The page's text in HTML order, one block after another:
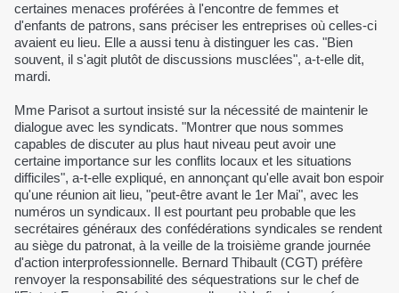
certaines menaces proférées à l'encontre de femmes et
d'enfants de patrons, sans préciser les entreprises où celles-ci
avaient eu lieu. Elle a aussi tenu à distinguer les cas. "Bien
souvent, il s'agit plutôt de discussions musclées", a-t-elle dit,
mardi.
Mme Parisot a surtout insisté sur la nécessité de maintenir le
dialogue avec les syndicats. "Montrer que nous sommes
capables de discuter au plus haut niveau peut avoir une
certaine importance sur les conflits locaux et les situations
difficiles", a-t-elle expliqué, en annonçant qu'elle avait bon espoir
qu'une réunion ait lieu, "peut-être avant le 1er Mai", avec les
numéros un syndicaux. Il est pourtant peu probable que les
secrétaires généraux des confédérations syndicales se rendent
au siège du patronat, à la veille de la troisième grande journée
d'action interprofessionnelle. Bernard Thibault (CGT) préfère
renvoyer la responsabilité des séquestrations sur le chef de